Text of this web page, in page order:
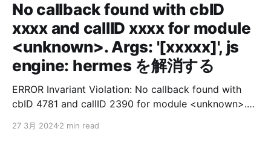
No callback found with cbID
xxxx and callID xxxx for module
<unknown>. Args: '[xxxxx]', js
engine: hermes を解消する
ERROR Invariant Violation: No callback found with
cbID 4781 and callID 2390 for module <unknown>.
Violation: No callback found with cbID 4785 and
27 3月 20242 min read